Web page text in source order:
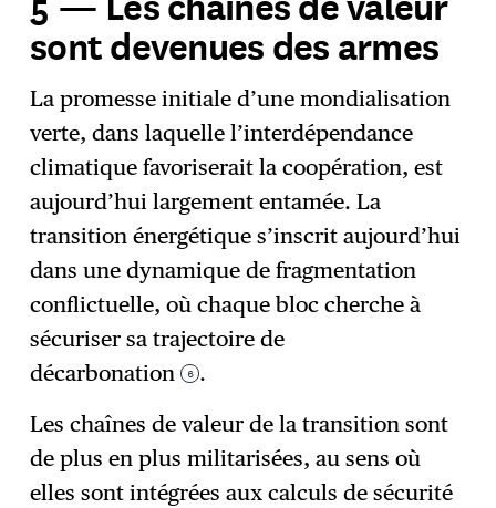
sont devenues des armes
La promesse initiale d’une mondialisation
verte, dans laquelle l’interdépendance
climatique favoriserait la coopération, est
aujourd’hui largement entamée. La
transition énergétique s’inscrit aujourd’hui
dans une dynamique de fragmentation
conflictuelle, où chaque bloc cherche à
sécuriser sa trajectoire de
décarbonation 6 .
Les chaînes de valeur de la transition sont
de plus en plus militarisées, au sens où
elles sont intégrées aux calculs de sécurité